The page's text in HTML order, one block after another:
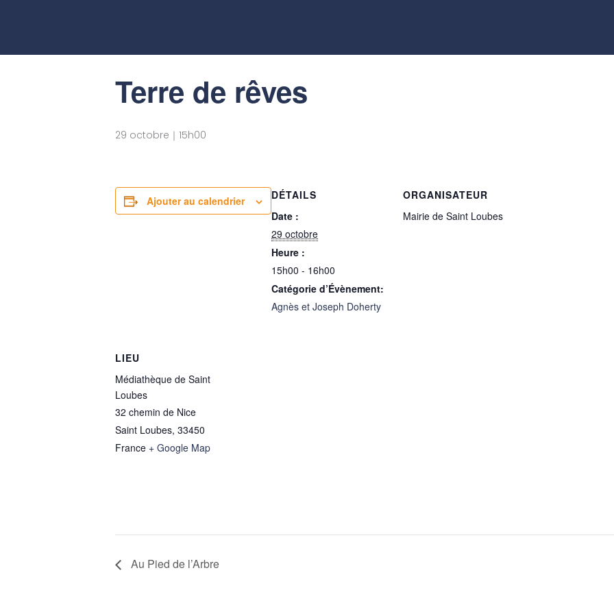
Terre de rêves
29 octobre｜15h00
Ajouter au calendrier
DÉTAILS
Date :
29 octobre
Heure :
15h00 - 16h00
Catégorie d’Évènement:
Agnès et Joseph Doherty
ORGANISATEUR
Mairie de Saint Loubes
LIEU
Médiathèque de Saint
Loubes
32 chemin de Nice
Saint Loubes, 33450
France + Google Map
Au Pied de l’Arbre